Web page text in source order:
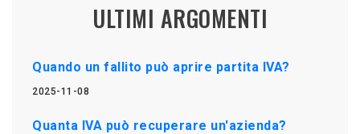
ULTIMI ARGOMENTI
Quando un fallito può aprire partita IVA?
2025-11-08
Quanta IVA può recuperare un'azienda?